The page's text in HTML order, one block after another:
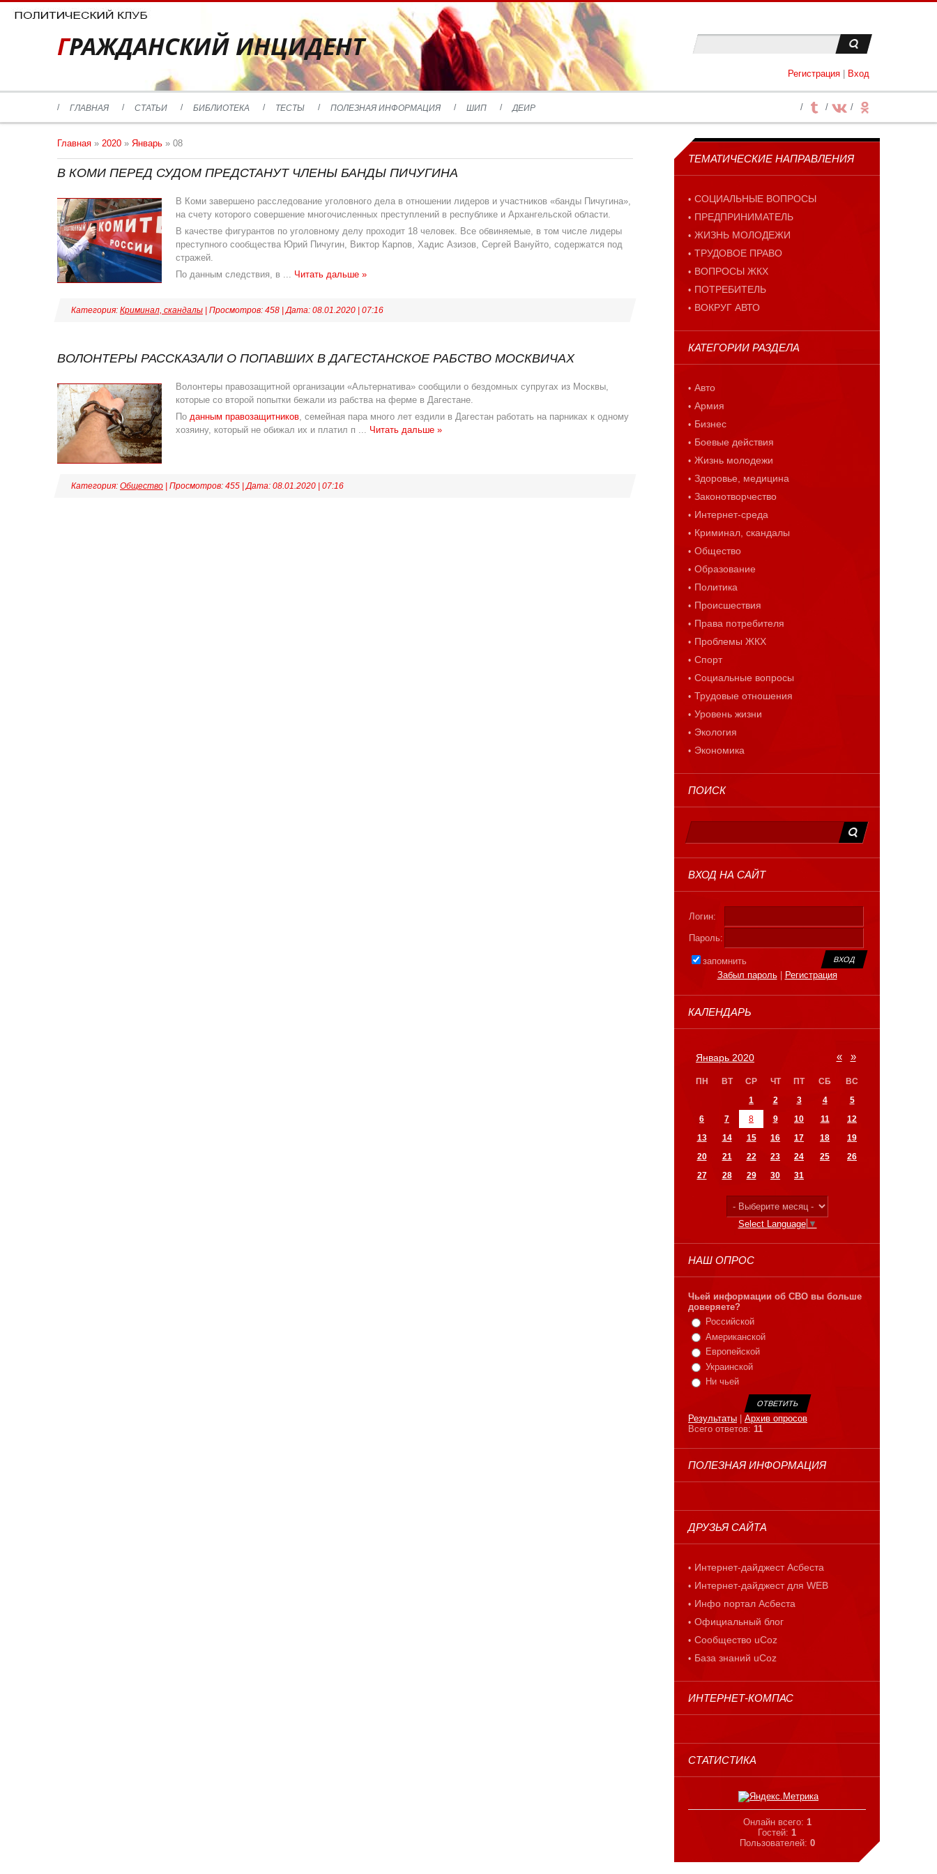
ГРАЖДАНСКИЙ ИНЦИДЕНТ
Регистрация Вход
ГЛАВНАЯ СТАТЬИ БИБЛИОТЕКА ТЕСТЫ ПОЛЕЗНАЯ ИНФОРМАЦИЯ ШИП ДЕИР
Главная » 2020 » Январь » 08
В КОМИ ПЕРЕД СУДОМ ПРЕДСТАНУТ ЧЛЕНЫ БАНДЫ ПИЧУГИНА
В Коми завершено расследование уголовного дела в отношении лидеров и участников «банды Пичугина»,
на счету которого совершение многочисленных преступлений в республике и Архангельской области.
В качестве фигурантов по уголовному делу проходит 18 человек. Все обвиняемые, в том числе лидеры
преступного сообщества Юрий Пичугин, Виктор Карпов, Хадис Азизов, Сергей Вануйто, содержатся под
стражей.
По данным следствия, в ... Читать дальше »
Категория: Криминал, скандалы | Просмотров: 458 | Дата: 08.01.2020 07:16
ВОЛОНТЕРЫ РАССКАЗАЛИ О ПОПАВШИХ В ДАГЕСТАНСКОЕ РАБСТВО МОСКВИЧАХ
Волонтеры правозащитной организации «Альтернатива» сообщили о бездомных супругах из Москвы,
которые со второй попытки бежали из рабства на ферме в Дагестане.
По данным правозащитников, семейная пара много лет ездили в Дагестан работать на парниках к одному
хозяину, который не обижал их и платил п ... Читать дальше »
Категория: Общество | Просмотров: 455 | Дата: 08.01.2020 | 07:16
ТЕМАТИЧЕСКИЕ НАПРАВЛЕНИЯ
СОЦИАЛЬНЫЕ ВОПРОСЫ
ПРЕДПРИНИМАТЕЛЬ
ЖИЗНЬ МОЛОДЕЖИ
ТРУДОВОЕ ПРАВО
ВОПРОСЫ ЖКХ
ПОТРЕБИТЕЛЬ
ВОКРУГ АВТО
КАТЕГОРИИ РАЗДЕЛА
Авто
Армия
Бизнес
Боевые действия
Жизнь молодежи
Здоровье, медицина
Законотворчество
Интернет-среда
Криминал, скандалы
Общество
Образование
Политика
Происшествия
Права потребителя
Проблемы ЖКХ
Спорт
Социальные вопросы
Трудовые отношения
Уровень жизни
Экология
Экономика
ПОИСК
ВХОД НА САЙТ
Логин:
Пароль:
запомнить
Забыл пароль| Регистрация
КАЛЕНДАРЬ
«
Январь 2020 »
ПН ВТ СР ЧТ ПТ СБ
ВС
1
2 3 4
5
6
7 8 9 10 11
12
13
14 15 16 17 18
19
20
21 22 23 24 25
26
27
28 29 30 31
Select Language ▼
НАШ ОПРОС
Чьей информации об СВО вы больше
доверяете?
Российской
Американской
Европейской
Украинской
Ни чьей
Результаты
Архив опросов
Всего ответов: 11
ПОЛЕЗНАЯ ИНФОРМАЦИЯ
ДРУЗЬЯ САЙТА
Интернет-дайджест Асбеста
Интернет-дайджест для WEB
Инфо портал Асбеста
Официальный блог
Сообщество uCoz
База знаний uCoz
ИНТЕРНЕТ-КОМПАС
СТАТИСТИКА
Онлайн всего: 1
Гостей: 1
Пользователей: 0